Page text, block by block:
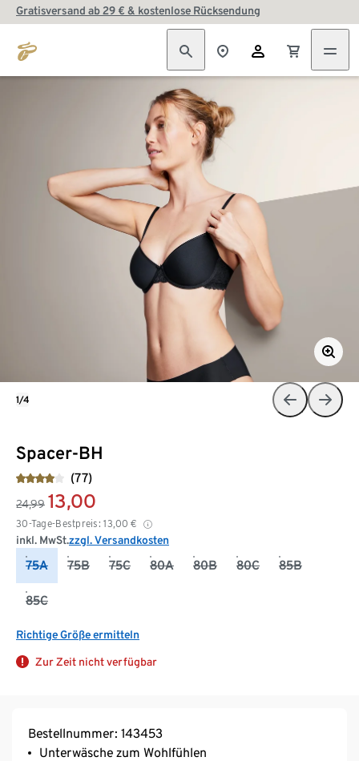
Gratisversand ab 29 € & kostenlose Rücksendung
Spacer-BH
(77)
24,99 13,00
30-Tage-Bestpreis: 13,00 €
inkl. MwSt.zzgl. Versandkosten
75A 75B 75C 80A 80B 80C 85B
85C
Richtige Größe ermitteln
Zur Zeit nicht verfügbar
1/4
Bestellnummer: 143453
Unterwäsche zum Wohlfühlen